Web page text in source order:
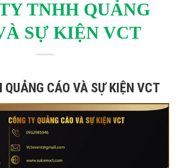
TNHH QUẢNG
SỰ KIỆN VCT
QUẢNG CÁO VÀ SỰ KIỆN VCT